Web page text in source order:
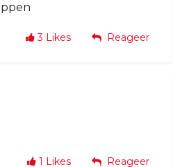
3 Likes Reageer
1 Likes Reageer